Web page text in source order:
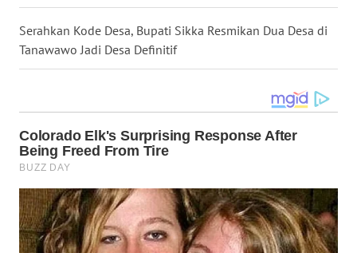
Serahkan Kode Desa, Bupati Sikka Resmikan Dua Desa di
Tanawawo Jadi Desa Definitif
WN
MALUT
DAIRI
WN
DANAU
TOBA
WN
NIAS